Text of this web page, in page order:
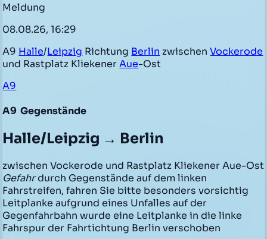
Meldung
08.08.26, 16:29
A9 Halle/Leipzig Richtung Berlin zwischenVockerode
und Rastplatz KliekenerAue-Ost
A9
A9 Gegenstände
Halle/Leipzig → Berlin
zwischen Vockerode und Rastplatz Kliekener Aue-Ost
Gefahrdurch Gegenstände auf dem linken
Fahrstreifen, fahren Sie bitte besonders vorsichtig
Leitplanke aufgrund eines Unfalles auf der
Gegenfahrbahn wurde eine Leitplanke in die linke
Fahrspur der Fahrtichtung Berlin verschoben